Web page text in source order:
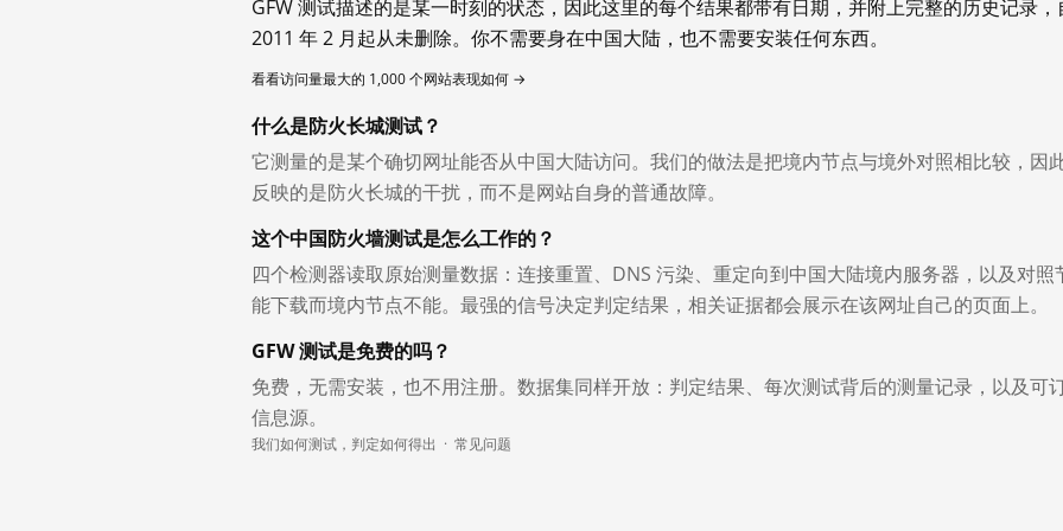
GFW 测试描述的是某一时刻的状态，因此这里的每个结果都带有日期，并附上完整的历史记录，
2011 年 2 月起从未删除。你不需要身在中国大陆，也不需要安装任何东西。
看看访问量最大的 1,000 个网站表现如何 →
什么是防火长城测试？
它测量的是某个确切网址能否从中国大陆访问。我们的做法是把境内节点与境外对照相比较，因
反映的是防火长城的干扰，而不是网站自身的普通故障。
这个中国防火墙测试是怎么工作的？
四个检测器读取原始测量数据：连接重置、DNS 污染、重定向到中国大陆境内服务器，以及对照
能下载而境内节点不能。最强的信号决定判定结果，相关证据都会展示在该网址自己的页面上。
GFW 测试是免费的吗？
免费，无需安装，也不用注册。数据集同样开放：判定结果、每次测试背后的测量记录，以及可
信息源。
我们如何测试，判定如何得出 · 常见问题